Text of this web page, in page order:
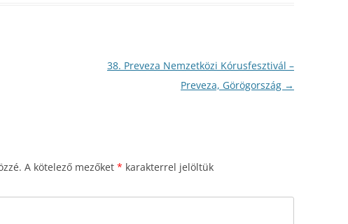
38. Preveza Nemzetközi Kórusfesztivál –
Preveza, Görögország →
A kötelező mezőket * karakterrel jelöltük